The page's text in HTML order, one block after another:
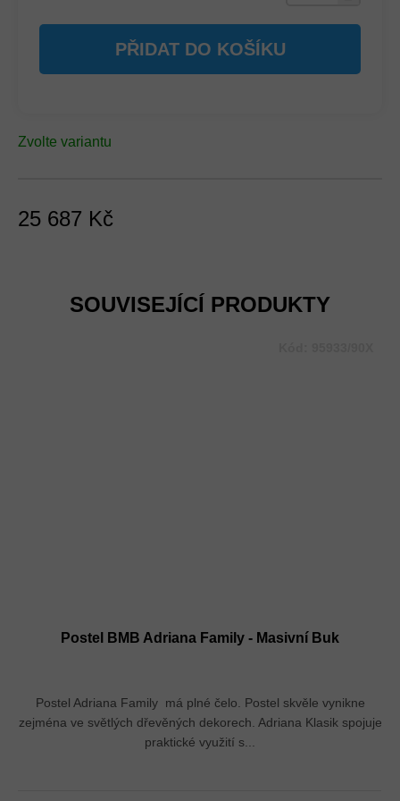
25 687 Kč
Zvolte variantu
PŘIDAT DO KOŠÍKU
SOUVISEJÍCÍ PRODUKTY
Postel BMB Adriana Family - Masivní Buk
Postel Adriana Family má plné čelo. Postel skvěle vynikne
zejména ve světlých dřevěných dekorech. Adriana Klasik spojuje
praktické využití s...